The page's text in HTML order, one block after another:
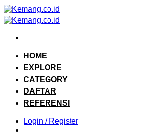
Skip
to
content
HOME
EXPLORE
CATEGORY
DAFTAR
REFERENSI
Login / Register